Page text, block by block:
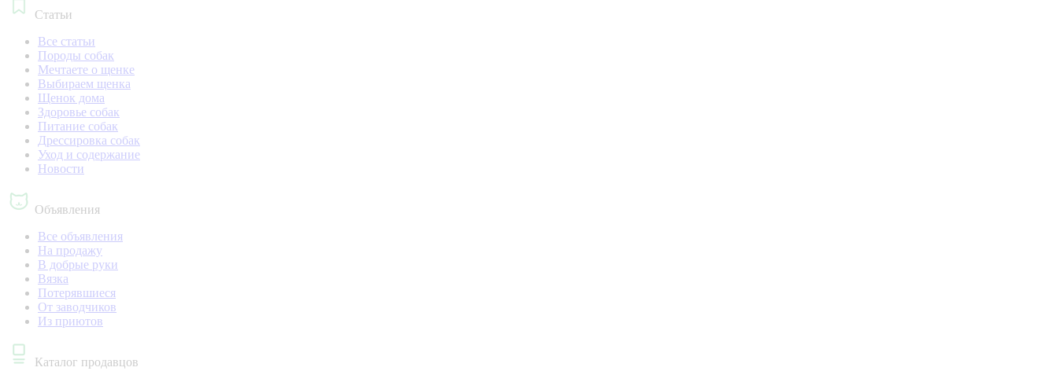
Статьи
Все статьи
Породы собак
Мечтаете о щенке
Выбираем щенка
Щенок дома
Здоровье собак
Питание собак
Дрессировка собак
Уход и содержание
Новости
Объявления
Все объявления
На продажу
В добрые руки
Вязка
Потерявшиеся
От заводчиков
Из приютов
Каталог продавцов